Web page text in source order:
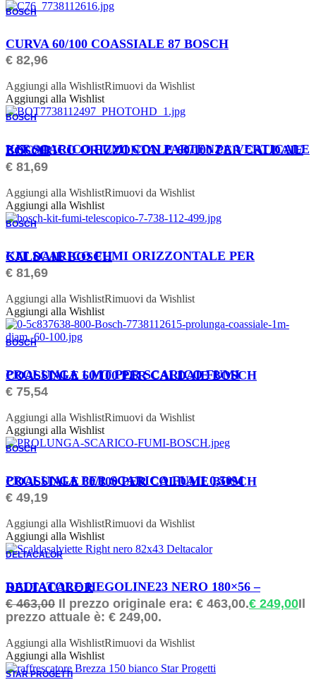
BOSCH
ORDINABILE
CURVA 60/100 COASSIALE 87 BOSCH
€ 82,96
Aggiungi alla WishlistRimuovi da Wishlist
Aggiungi alla Wishlist
BOSCH
ORDINABILE
KIT SCARICO FUMI CON PARTENZA VERTICALE E SCARICO ORIZZONTALE 60/100 PER CALDAIE BOSCH
€ 81,69
Aggiungi alla WishlistRimuovi da Wishlist
Aggiungi alla Wishlist
BOSCH
ORDINABILE
KIT SCARICO FUMI ORIZZONTALE PER CALDAIE BOSCH
€ 81,69
Aggiungi alla WishlistRimuovi da Wishlist
Aggiungi alla Wishlist
BOSCH
ORDINABILE
PROLUNGA 1 MT PER SCARICO FUMI COASSIALE 60/100 PER CALDAIE BOSCH
€ 75,54
Aggiungi alla WishlistRimuovi da Wishlist
Aggiungi alla Wishlist
BOSCH
ORDINABILE
PROLUNGA PER SCARICO FUMI 0,50M COASSIALE 60/100 PER CALDAIE BOSCH
€ 49,19
Aggiungi alla WishlistRimuovi da Wishlist
Aggiungi alla Wishlist
DELTACALOR
ORDINABILE
RADIATORE HEGOLINE23 NERO 180×56 – DELTACALOR
€463,00 Il prezzo originale era: € 463,00.€ 249,00Il
prezzo attuale è: € 249,00.
Aggiungi alla WishlistRimuovi da Wishlist
Aggiungi alla Wishlist
STAR PROGETTI